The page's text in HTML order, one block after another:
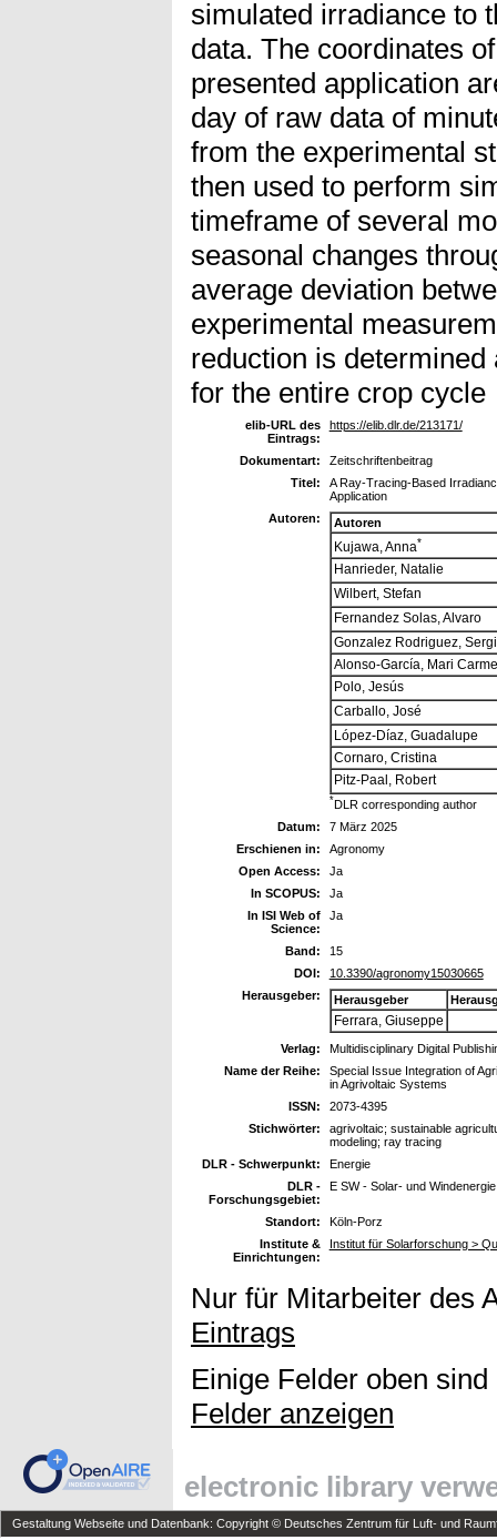
simulated irradiance to
data. The coordinates
presented application
day of raw data of
from the experimental
then used to perform
timeframe of several
seasonal changes
average deviation
experimental
reduction is
for the entire crop cycle
elib-URL des
Eintrags:
https://elib.dlr.de/213171/
Dokumentart:
Zeitschriftenbeitrag
Titel:
A Ray-Tracing-Based
Application
Autoren:
Autoren
Kujawa, Anna*
Hanrieder, Natalie
Wilbert, Stefan
Fernandez Solas, Alvaro
Gonzalez Rodriguez,
Alonso-García, Mari
Polo, Jesús
Carballo, José
López-Díaz, Guadalupe
Cornaro, Cristina
Pitz-Paal, Robert
*DLR corresponding author
Datum:
7 März 2025
Erschienen in:
Agronomy
Open Access:
Ja
In SCOPUS:
Ja
In ISI Web of
Science:
Ja
Band:
15
DOI:
10.3390/agronomy15030665
Herausgeber:
Herausgeber
Ferrara, Giuseppe
Verlag:
Multidisciplinary Digital
Name der Reihe:
Special Issue Integration of
in Agrivoltaic Systems
ISSN:
2073-4395
Stichwörter:
agrivoltaic; sustainable
modeling; ray tracing
DLR - Schwerpunkt:
Energie
DLR -
Forschungsgebiet:
E SW - Solar- und Windenergie
Standort:
Köln-Porz
Institute &
Einrichtungen:
Institut für Solarforschung >
Nur für Mitarbeiter des
Eintrags
Einige Felder oben
Felder anzeigen
electronic library
Gestaltung Webseite und Datenbank: Copyright © Deutsches Zentrum für Luft- und